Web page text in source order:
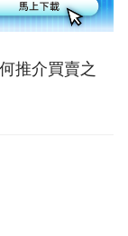
推介買賣之